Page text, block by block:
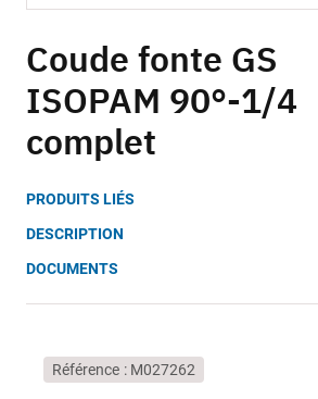
to
the
beginning
of
the
gallery
Coude fonte GS
ISOPAM 90°-1/4
complet
PRODUITS LIÉS
DESCRIPTION
DOCUMENTS
Référence M027262